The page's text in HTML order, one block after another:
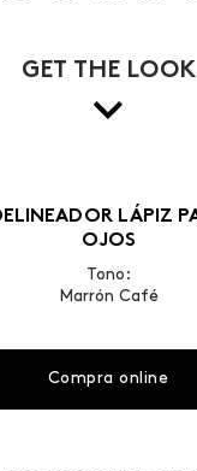
GET THE LOOK
LÁPIZ
OJOS
Tono:
Marrón Café
Compra online